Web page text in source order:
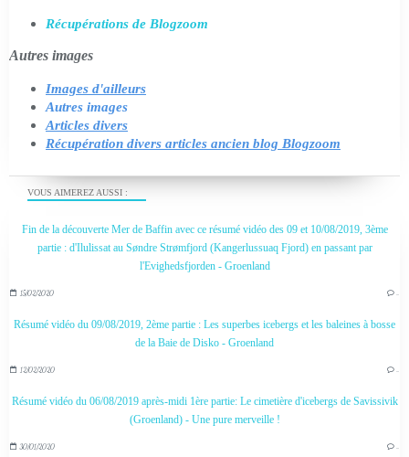
VOUS AIMEREZ AUSSI :
Fin de la découverte Mer de Baffin avec ce résumé vidéo des 09 et 10/08/2019, 3ème
partie : d'Ilulissat au Søndre Strømfjord (Kangerlussuaq Fjord) en passant par
l'Evighedsfjorden - Groenland
15/02/2020 …
Résumé vidéo du 09/08/2019, 2ème partie : Les superbes icebergs et les baleines à bosse
de la Baie de Disko - Groenland
12/02/2020 …
Résumé vidéo du 06/08/2019 après-midi 1ère partie: Le cimetière d'icebergs de Savissivik
(Groenland) - Une pure merveille !
30/01/2020 …
Récupérations de Blogzoom
Autres images
Images d'ailleurs
Autres images
Articles divers
Récupération divers articles ancien blog Blogzoom